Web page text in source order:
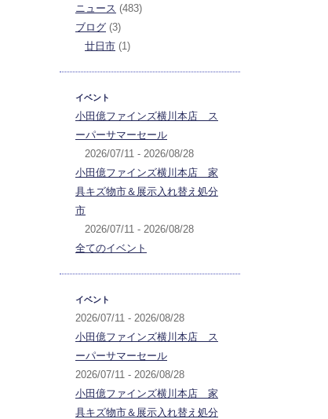
ニュース (483)
ブログ (3)
廿日市 (1)
イベント
小田億ファインズ横川本店 ス
ーパーサマーセール
2026/07/11 - 2026/08/28
小田億ファインズ横川本店 家
具キズ物市＆展示入れ替え処分
市
2026/07/11 - 2026/08/28
全てのイベント
イベント
2026/07/11 - 2026/08/28
小田億ファインズ横川本店 ス
ーパーサマーセール
2026/07/11 - 2026/08/28
小田億ファインズ横川本店 家
具キズ物市＆展示入れ替え処分